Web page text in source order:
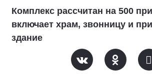
Комплекс рассчитан на 500
включает храм, звонницу и
здание